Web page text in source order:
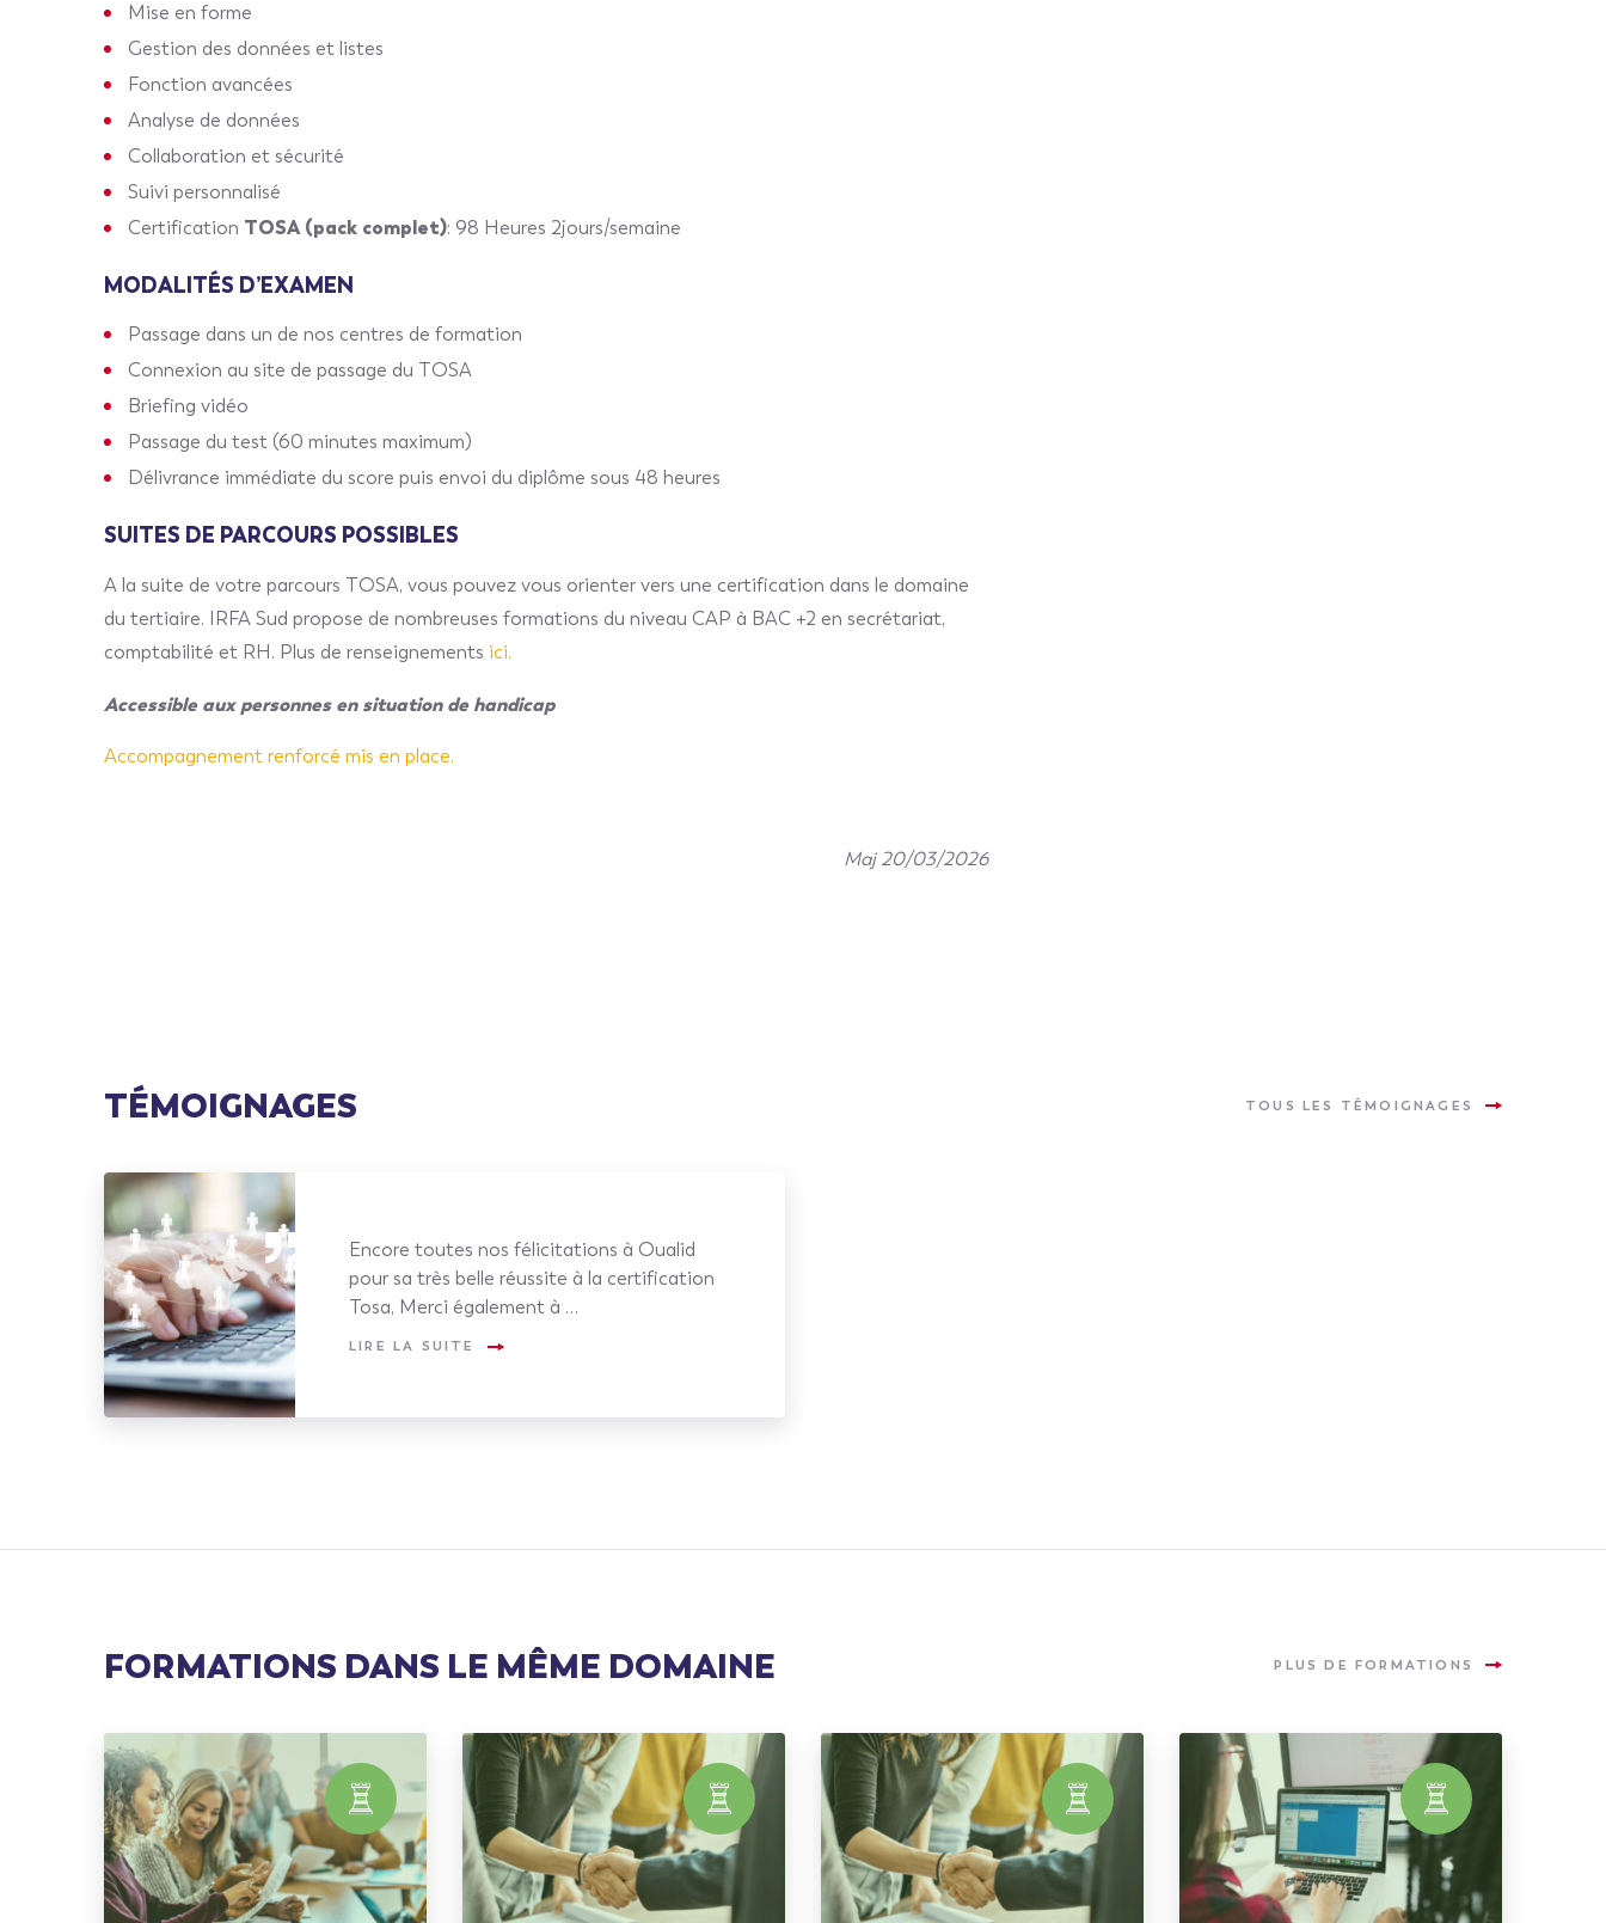
Mise en forme
Gestion des données et listes
Fonction avancées
Analyse de données
Collaboration et sécurité
Suivi personnalisé
Certification TOSA (pack complet): 98 Heures 2jours/semaine
MODALITÉS D’EXAMEN
Passage dans un de nos centres de formation
Connexion au site de passage du TOSA
Briefing vidéo
Passage du test (60 minutes maximum)
Délivrance immédiate du score puis envoi du diplôme sous 48 heures
SUITES DE PARCOURS POSSIBLES
A la suite de votre parcours TOSA, vous pouvez vous orienter vers une certification dans le domaine
du tertiaire. IRFA Sud propose de nombreuses formations du niveau CAP à BAC +2 en secrétariat,
comptabilité et RH. Plus de renseignements ici.
Accessible aux personnes en situation de handicap
Accompagnement renforcé mis en place.
Maj 20/03/2026
TÉMOIGNAGES TOUS LES TÉMOIGNAGES
Encore toutes nos félicitations à Oualid
pour sa très belle réussite à la certification
Tosa, Merci également à …
LIRE LA SUITE
FORMATIONS DANS LE MÊME DOMAINE PLUS DE FORMATIONS